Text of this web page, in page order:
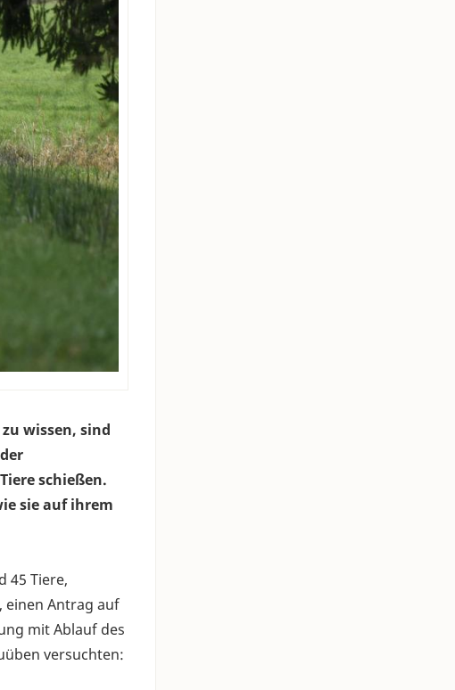
wissen, sind
schießen.
sie auf ihrem
45 Tiere,
einen Antrag auf
mit Ablauf des
versuchten: